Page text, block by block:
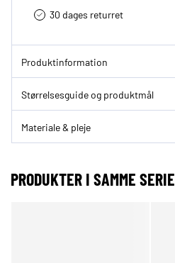
30 dages returret
Produktinformation
Størrelsesguide og produktmål
Materiale & pleje
PRODUKTER I SAMME SERIE